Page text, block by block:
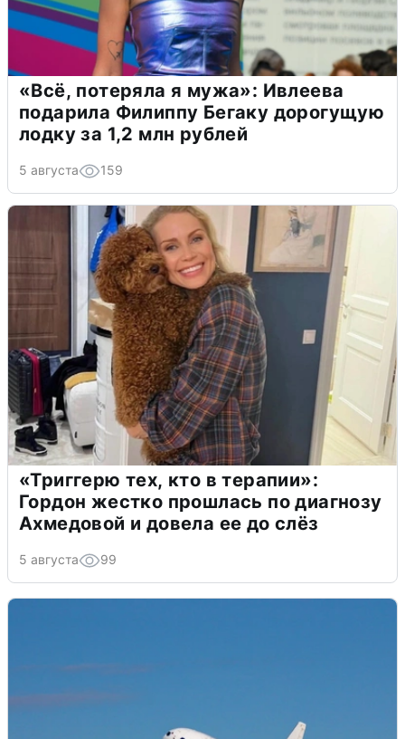
«Всё, потеряла я мужа»: Ивлеева
подарила Филиппу Бегаку дорогущую
лодку за 1,2 млн рублей
5 августа 159
«Триггерю тех, кто в терапии»:
Гордон жестко прошлась по диагнозу
Ахмедовой и довела ее до слёз
5 августа 99